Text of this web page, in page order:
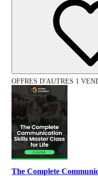
OFFRES D'AUTRES 1
The Complete